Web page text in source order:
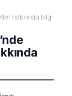
hakkında bilgi